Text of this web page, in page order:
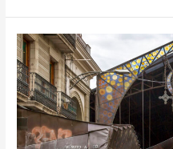
Reprenem,
a
les
xxss,
la
secció
«Menjar